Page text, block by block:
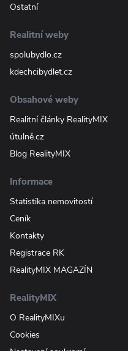
Ostatní
Realitní weby
spolubydlo.cz
kdechcibydlet.cz
Obsahové weby
Realitní články RealityMIX
útulně.cz
Blog RealityMIX
Informace
Statistika nemovitostí
Ceník
Kontakty
Registrace RK
RealityMIX MAGAZÍN
RealityMIX
O RealityMIXu
Cookies